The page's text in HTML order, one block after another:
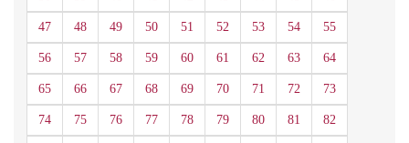
47 48 49 50 51 52 53 54 55
56 57 58 59 60 61 62 63 64
65 66 67 68 69 70 71 72 73
74 75 76 77 78 79 80 81 82